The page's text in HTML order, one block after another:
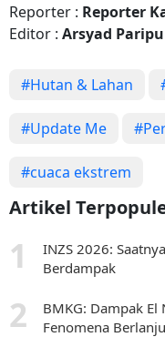
Reporter : Reporter
Editor : Arsyad
#Hutan & Lahan
#Update Me
#cuaca ekstrem
Artikel
INZS 2026:
Berdampak
BMKG: Dampak
Fenomena